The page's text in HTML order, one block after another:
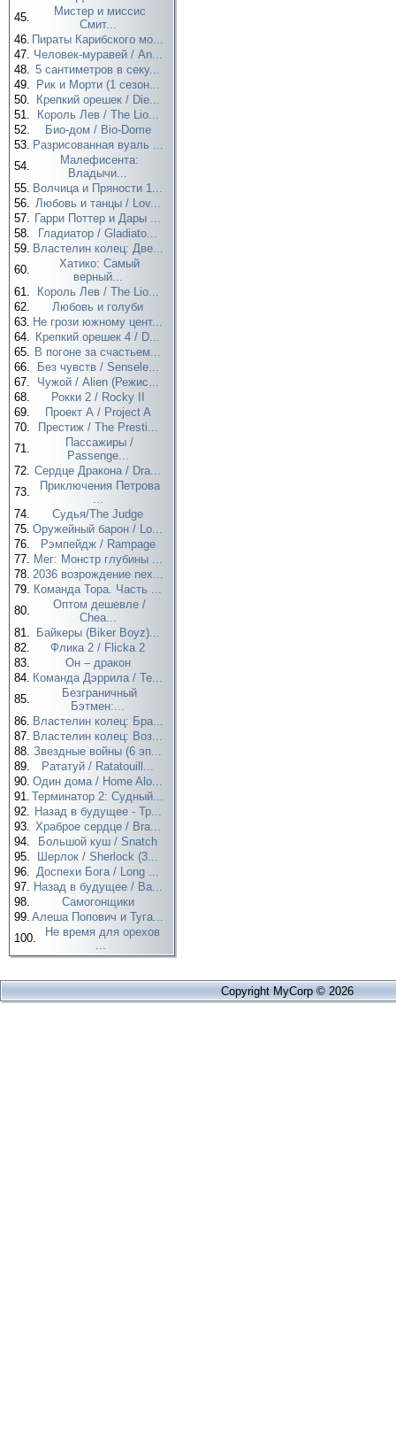
45.
Мистер и миссис
Смит...
46. Пираты Карибского мо...
47. Человек-муравей / An...
48. 5 сантиметров в секу...
49.
Рик и Морти (1 сезон...
50.
Крепкий орешек / Die...
51.
Король Лев / The Lio...
52.
Био-дом / Bio-Dome
53. Разрисованная вуаль ...
54.
Малефисента:
Владычи...
55. Волчица и Пряности 1...
56. Любовь и танцы / Lov...
57. Гарри Поттер и Дары ...
58.
Гладиатор / Gladiato...
59. Властелин колец: Две...
60.
Хатико: Самый
верный...
61.
Король Лев / The Lio...
62.
Любовь и голуби
63. Не грози южному цент...
64. Крепкий орешек 4 / D...
65. В погоне за счастьем...
66.
Без чувств / Sensele...
67.
Чужой / Alien (Режис...
68.
Рокки 2 / Rocky II
69.
Проект А / Project A
70.
Престиж / The Presti...
71.
Пассажиры /
Passenge...
72. Сердце Дракона / Dra...
73.
Приключения Петрова
...
74.
Судья/The Judge
75. Оружейный барон / Lo...
76.
Рэмпейдж / Rampage
77. Мег: Монстр глубины ...
78. 2036 возрождение nex...
79. Команда Тора. Часть ...
80.
Оптом дешевле /
Chea...
81.
Байкеры (Biker Boyz)...
82.
Флика 2 / Flicka 2
83.
Он – дракон
84. Команда Дэррила / Te...
85.
Безграничный
Бэтмен:...
86. Властелин колец: Бра...
87. Властелин колец: Воз...
88. Звездные войны (6 эп...
89.
Рататуй / Ratatouill...
90. Один дома / Home Alo...
91. Терминатор 2: Судный...
92. Назад в будущее - Тр...
93. Храброе сердце / Bra...
94.
Большой куш / Snatch
95.
Шерлок / Sherlock (3...
96. Доспехи Бога / Long ...
97. Назад в будущее / Ba...
98.
Самогонщики
99. Алеша Попович и Туга...
100.
Не время для орехов
...
Copyright MyCorp © 2026